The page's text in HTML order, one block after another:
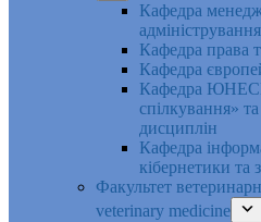
Кафедра
адміністрування
Кафедра права
Кафедра
Кафедра
спілкування»
дисциплін
Кафедра
кібернетики та
Факультет
veterinary medicine